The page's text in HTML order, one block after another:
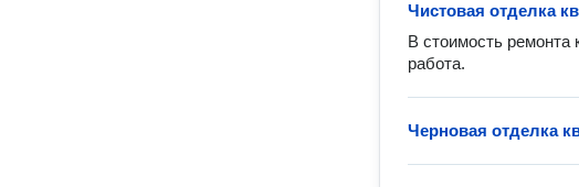
Чистовая отделка
В стоимость
работа.
Черновая отделка